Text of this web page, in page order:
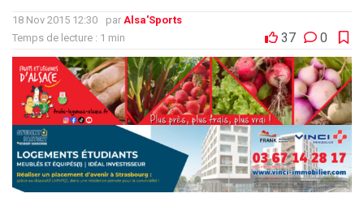
18 Nov 2015 12:30 par Alsa'Sports
Temps de lecture : 1 min
37 0